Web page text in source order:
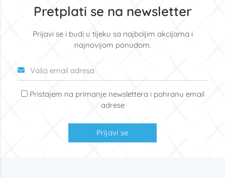
Pretplati se na newsletter
Prijavi se i budi u tijeku sa najboljim akcijama i
najnovijom ponudom.
Pristajem na primanje newslettera i pohranu email
adrese
Prijavi se